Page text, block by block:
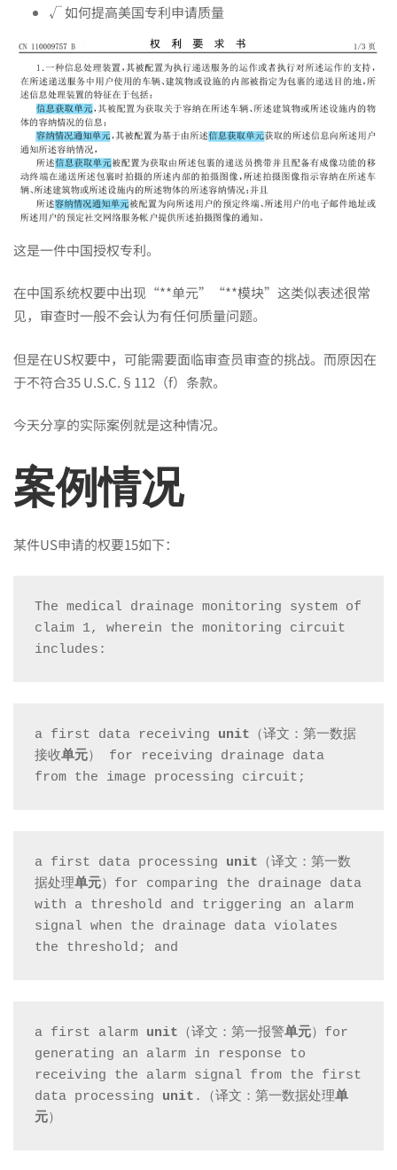
|
系
统
权
要
中
的
“单
元/
块”
为
有
结
特
征
√ 如何提高美国专利申请质量
这是一件中国授权专利。
在中国系统权要中出现“**单元”“**模块”这类似表述很常
见，审查时一般不会认为有任何质量问题。
但是在US权要中，可能需要面临审查员审查的挑战。而原因在
于不符合35 U.S.C.§112（f）条款。
今天分享的实际案例就是这种情况。
案例情况
某件US申请的权要15如下：
The medical drainage monitoring system of
claim 1, wherein the monitoring circuit
includes:
a first data receiving unit （译文：第一数据
接收单元） for receiving drainage data
from the image processing circuit;
a first data processing unit （译文：第一数
据处理单元）for comparing the drainage data
with a threshold and triggering an alarm
signal when the drainage data violates
the threshold; and
a first alarm unit （译文：第一报警单元）for
generating an alarm in response to
receiving the alarm signal from the first
data processing unit .（译文：第一数据处理单
元）